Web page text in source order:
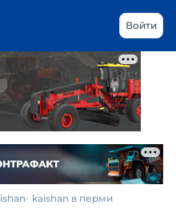
Войти
kaishan в перми